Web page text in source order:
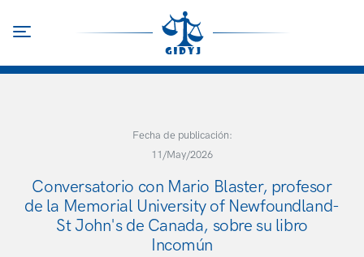
principal
Fecha de publicación:
11/May/2026
Conversatorio con Mario Blaster, profesor
de la Memorial University of Newfoundland-
St John's de Canada, sobre su libro
Incomún